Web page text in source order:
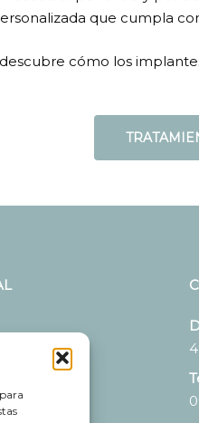
que cumpla
cómo los